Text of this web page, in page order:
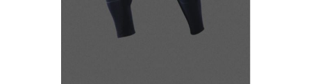
coutures plates de haute qualité - pour un
confort idéal et permet de porter des